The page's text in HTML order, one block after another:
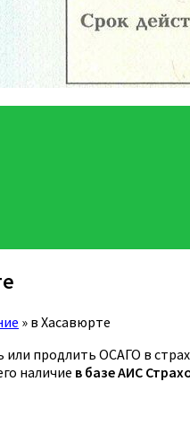
» в Хасавюрте
продлить ОСАГО в
наличие в базе АИС